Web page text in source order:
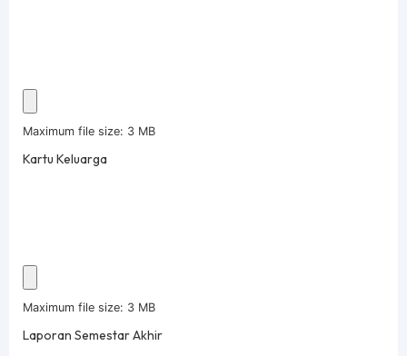
Maximum file size: 3 MB
Kartu Keluarga
Maximum file size: 3 MB
Laporan Semestar Akhir